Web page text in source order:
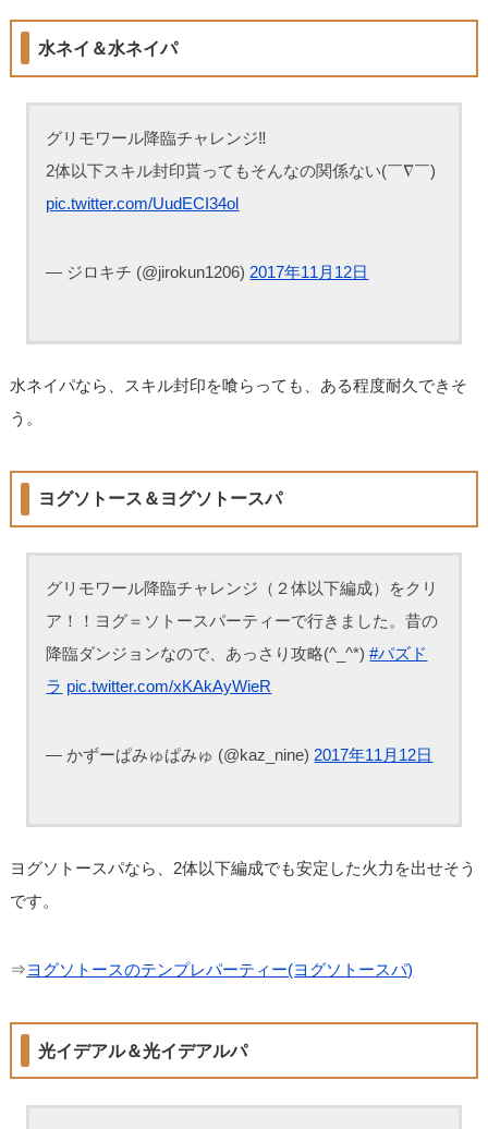
水ネイ＆水ネイパ
グリモワール降臨チャレンジ‼︎
2体以下スキル封印貰ってもそんなの関係ない(￣∇￣)
pic.twitter.com/UudECI34ol
— ジロキチ (@jirokun1206) 2017年11月12日
水ネイパなら、スキル封印を喰らっても、ある程度耐久できそ
う。
ヨグソトース＆ヨグソトースパ
グリモワール降臨チャレンジ（２体以下編成）をクリ
ア！！ヨグ＝ソトースパーティーで行きました。昔の
降臨ダンジョンなので、あっさり攻略(^_^*)#パズド
ラ pic.twitter.com/xKAkAyWieR
— かずーぱみゅぱみゅ (@kaz_nine)2017年11月12日
ヨグソトースパなら、2体以下編成でも安定した火力を出せそう
です。
⇒ヨグソトースのテンプレパーティー(ヨグソトースパ)
光イデアル＆光イデアルパ